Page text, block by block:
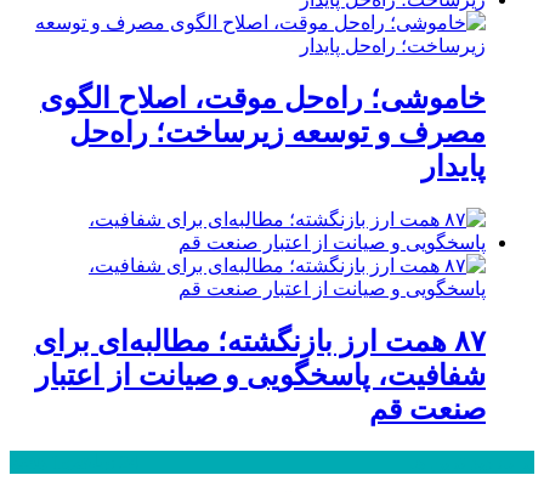
خاموشی؛ راه‌حل موقت، اصلاح الگوی
مصرف و توسعه زیرساخت؛ راه‌حل
پایدار
۸۷ همت ارز بازنگشته؛ مطالبه‌ای برای
شفافیت، پاسخگویی و صیانت از اعتبار
صنعت قم